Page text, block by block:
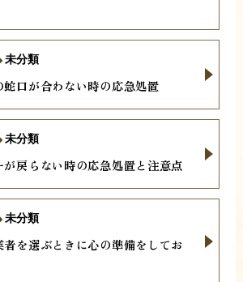
口が合わない時の応急処置
未分類
が戻らない時の応急処置と注意点
未分類
者を選ぶときに心の準備をしてお
未分類